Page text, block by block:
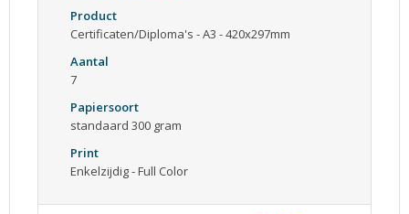
Product
Certificaten/Diploma's - A3 - 420x297mm
Aantal
7
Papiersoort
standaard 300 gram
Print
Enkelzijdig - Full Color